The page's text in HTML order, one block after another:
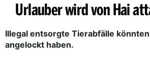
Urlauber wird von Hai
Illegal entsorgte Tierabfälle
angelockt haben.